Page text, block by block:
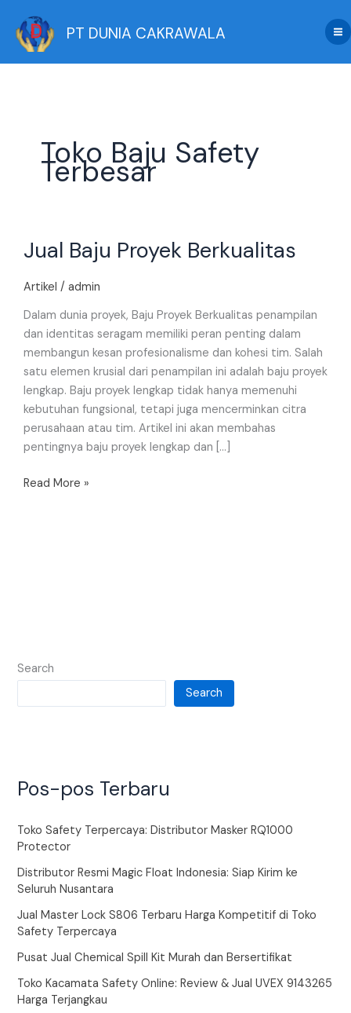
content
PT DUNIA CAKRAWALA
Toko Baju Safety
Terbesar
Jual Baju Proyek Berkualitas
Artikel / admin
Dalam dunia proyek, Baju Proyek Berkualitas penampilan
dan identitas seragam memiliki peran penting dalam
membangun kesan profesionalisme dan kohesi tim. Salah
satu elemen krusial dari penampilan ini adalah baju proyek
lengkap. Baju proyek lengkap tidak hanya memenuhi
kebutuhan fungsional, tetapi juga mencerminkan citra
perusahaan atau tim. Artikel ini akan membahas
pentingnya baju proyek lengkap dan […]
Baju
Berkualitas
Read More »
Search
Search
Pos-pos Terbaru
Toko Safety Terpercaya: Distributor Masker RQ1000
Protector
Distributor Resmi Magic Float Indonesia: Siap Kirim ke
Seluruh Nusantara
Jual Master Lock S806 Terbaru Harga Kompetitif di Toko
Safety Terpercaya
Pusat Jual Chemical Spill Kit Murah dan Bersertifikat
Toko Kacamata Safety Online: Review & Jual UVEX 9143265
Harga Terjangkau